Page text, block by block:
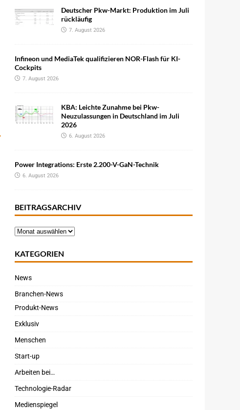
Deutscher Pkw-Markt: Produktion im Juli
rückläufig
7. August 2026
Infineon und MediaTek qualifizieren NOR-Flash für KI-
Cockpits
7. August 2026
KBA: Leichte Zunahme bei Pkw-
Neuzulassungen in Deutschland im Juli
2026
6. August 2026
Power Integrations: Erste 2.200-V-GaN-Technik
6. August 2026
BEITRAGSARCHIV
KATEGORIEN
News
Branchen-News
Produkt-News
Exklusiv
Menschen
Start-up
Arbeiten bei…
Technologie-Radar
Medienspiegel